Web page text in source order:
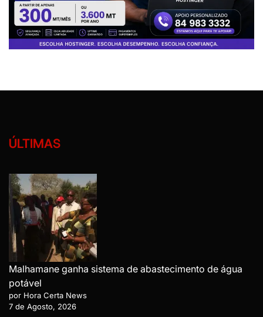
ÚLTIMAS
Malhamane ganha sistema de abastecimento de água
potável
por Hora Certa News
7 de Agosto, 2026